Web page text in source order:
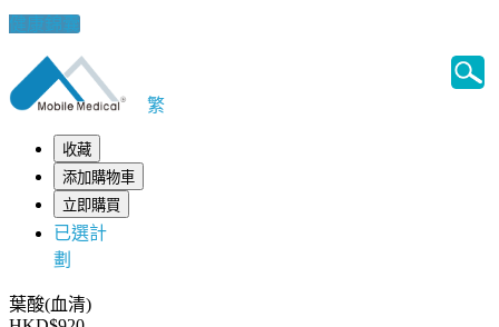
健康錦囊
繁
收藏
添加購物車
立即購買
已選計
劃
葉酸(血清)